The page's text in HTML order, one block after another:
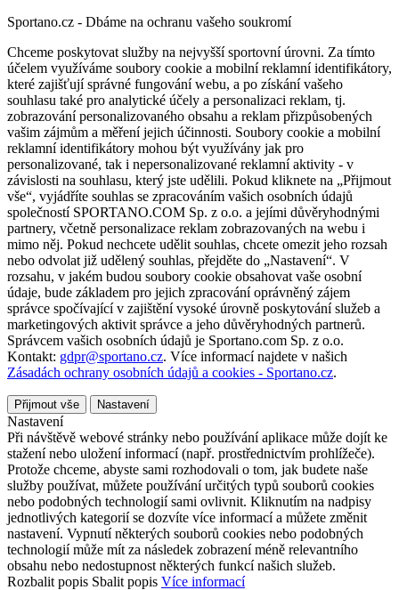
Sportano.cz - Dbáme na ochranu vašeho soukromí
Chceme poskytovat služby na nejvyšší sportovní úrovni. Za tímto
účelem využíváme soubory cookie a mobilní reklamní identifikátory,
které zajišťují správné fungování webu, a po získání vašeho
souhlasu také pro analytické účely a personalizaci reklam, tj.
zobrazování personalizovaného obsahu a reklam přizpůsobených
vašim zájmům a měření jejich účinnosti. Soubory cookie a mobilní
reklamní identifikátory mohou být využívány jak pro
personalizované, tak i nepersonalizované reklamní aktivity - v
závislosti na souhlasu, který jste udělili. Pokud kliknete na „Přijmout
vše“, vyjádříte souhlas se zpracováním vašich osobních údajů
společností SPORTANO.COM Sp. z o.o. a jejími důvěryhodnými
partnery, včetně personalizace reklam zobrazovaných na webu i
mimo něj. Pokud nechcete udělit souhlas, chcete omezit jeho rozsah
nebo odvolat již udělený souhlas, přejděte do „Nastavení“. V
rozsahu, v jakém budou soubory cookie obsahovat vaše osobní
údaje, bude základem pro jejich zpracování oprávněný zájem
správce spočívající v zajištění vysoké úrovně poskytování služeb a
marketingových aktivit správce a jeho důvěryhodných partnerů.
Správcem vašich osobních údajů je Sportano.com Sp. z o.o.
Kontakt: gdpr@sportano.cz. Více informací najdete v našich
Zásadách ochrany osobních údajů a cookies - Sportano.cz.
Přijmout vše Nastavení
Nastavení
Při návštěvě webové stránky nebo používání aplikace může dojít ke
stažení nebo uložení informací (např. prostřednictvím prohlížeče).
Protože chceme, abyste sami rozhodovali o tom, jak budete naše
služby používat, můžete používání určitých typů souborů cookies
nebo podobných technologií sami ovlivnit. Kliknutím na nadpisy
jednotlivých kategorií se dozvíte více informací a můžete změnit
nastavení. Vypnutí některých souborů cookies nebo podobných
technologií může mít za následek zobrazení méně relevantního
obsahu nebo nedostupnost některých funkcí našich služeb.
Rozbalit popis Sbalit popis Více informací